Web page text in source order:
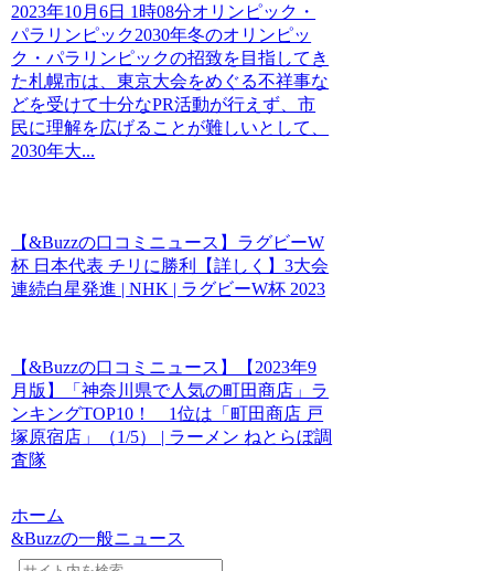
2023年10月6日 1時08分オリンピック・
パラリンピック2030年冬のオリンピッ
ク・パラリンピックの招致を目指してき
た札幌市は、東京大会をめぐる不祥事な
どを受けて十分なPR活動が行えず、市
民に理解を広げることが難しいとして、
2030年大...
【&Buzzの口コミニュース】ラグビーW
杯 日本代表 チリに勝利【詳しく】3大会
連続白星発進 | NHK | ラグビーW杯 2023
【&Buzzの口コミニュース】【2023年9
月版】「神奈川県で人気の町田商店」ラ
ンキングTOP10！ 1位は「町田商店 戸
塚原宿店」（1/5） | ラーメン ねとらぼ調
査隊
ホーム
&Buzzの一般ニュース